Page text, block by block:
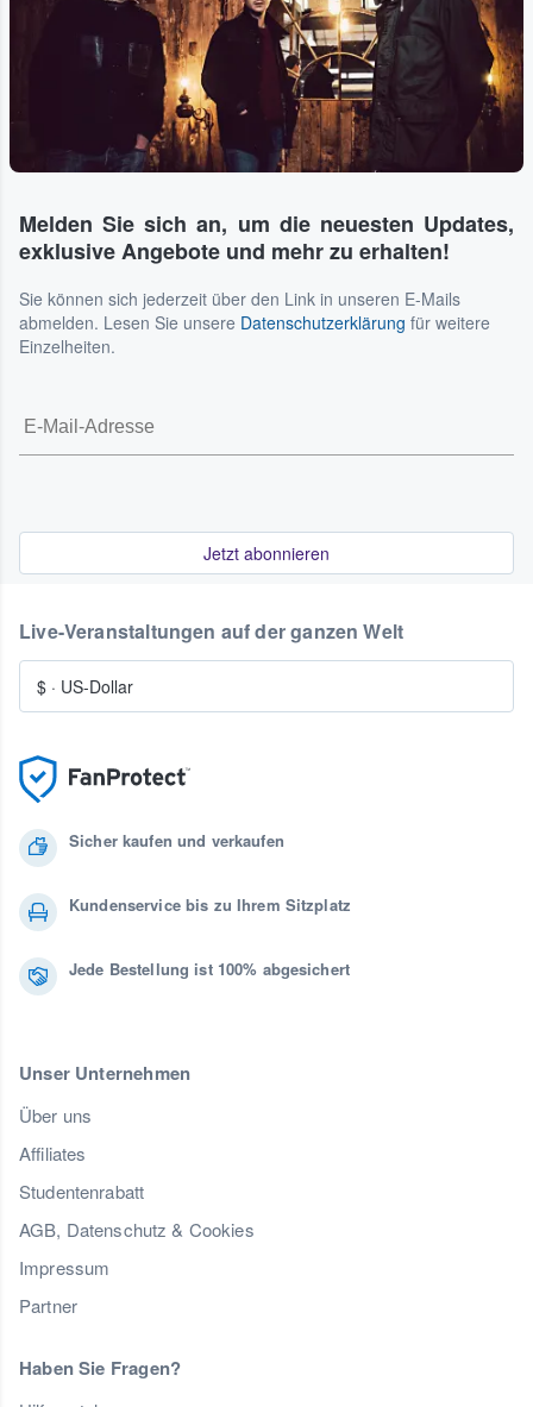
Melden Sie sich an, um die neuesten Updates,
exklusive Angebote und mehr zu erhalten!
Sie können sich jederzeit über den Link in unseren E-Mails
abmelden. Lesen Sie unsere Datenschutzerklärung für weitere
Einzelheiten.
Jetzt abonnieren
Sicher kaufen und verkaufen
Kundenservice bis zu Ihrem Sitzplatz
Jede Bestellung ist 100% abgesichert
Unser Unternehmen
Über uns
Affiliates
Studentenrabatt
AGB, Datenschutz & Cookies
Impressum
Partner
Haben Sie Fragen?
Live-Veranstaltungen auf der ganzen Welt
$ · US-Dollar